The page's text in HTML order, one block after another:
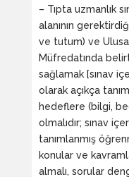
– Tıpta uzmanlık
alanının
ve tutum) ve
Müfredatında
sağlamak [sınav
olarak açıkça
hedeflere (bilgi,
olmalıdır; sınav
tanımlanmış
konular ve
almalı, sorular